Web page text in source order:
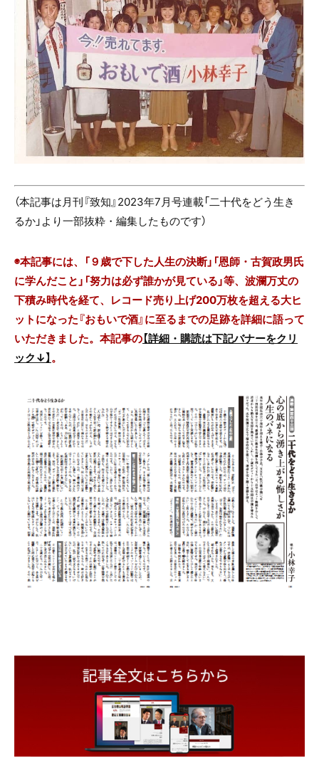
（本記事は月刊『致知』2023年7月号連載「二十代をどう生き
るか」より一部抜粋・編集したものです）
◉本記事には、「９歳で下した人生の決断」「恩師・古賀政男氏
に学んだこと」「努力は必ず誰かが見ている」等、波瀾万丈の
下積み時代を経て、レコード売り上げ200万枚を超える大ヒ
ットになった『おもいで酒』に至るまでの足跡を詳細に語って
いただきました。本記事の【詳細・購読は下記バナーをクリ
ック↓】。